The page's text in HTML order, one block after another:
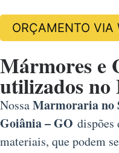
ORÇAMENTO VIA
Mármores e
utilizados no
NossaMarmoraria no
Goiânia – GO dispões
materiais, que podem